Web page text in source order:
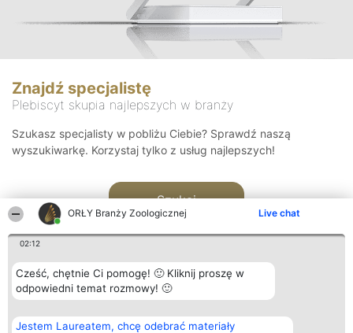
ORŁY Branży Zoologicznej Live chat
02:12
Cześć, chętnie Ci pomogę! 🙂 Kliknij proszę w
odpowiedni temat rozmowy! 🙂
Jestem Laureatem, chcę odebrać materiały
Znajdź specjalistę
Plebiscyt skupia najlepszych w branży
Szukasz specjalisty w pobliżu Ciebie? Sprawdź naszą
wyszukiwarkę. Korzystaj tylko z usług najlepszych!
Szukaj
Organizator plebiscytu
Bright Side Solutions sp. z o.
Plebiscyt
Laureaci
Kontakt
Kontakt